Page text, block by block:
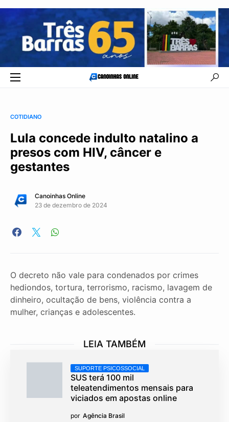
COTIDIANO
Lula concede indulto natalino a
presos com HIV, câncer e
gestantes
Canoinhas Online
23 de dezembro de 2024
O decreto não vale para condenados por crimes
hediondos, tortura, terrorismo, racismo, lavagem de
dinheiro, ocultação de bens, violência contra a
mulher, crianças e adolescentes.
LEIA TAMBÉM
SUPORTE PSICOSSOCIAL
SUS terá 100 mil
teleatendimentos mensais para
viciados em apostas online
por Agência Brasil